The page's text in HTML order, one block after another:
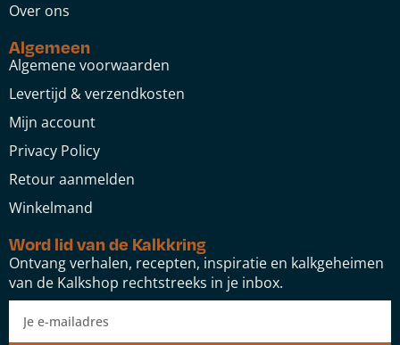
Over ons
Algemeen
Algemene voorwaarden
Levertijd & verzendkosten
Mijn account
Privacy Policy
Retour aanmelden
Winkelmand
Word lid van de Kalkkring
Ontvang verhalen, recepten, inspiratie en kalkgeheimen
van de Kalkshop rechtstreeks in je inbox.